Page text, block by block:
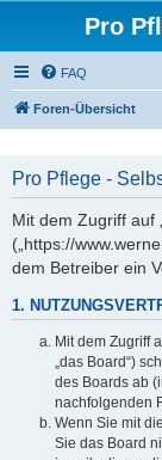
Pro
FAQ
Foren-Übersicht
Pro Pflege -
Mit dem Zugriff auf
(„https://
dem Betreiber ein
1.
Mit dem Zugriff
„das Board“)
des Boards ab
nachfolgenden
Wenn Sie mit
Sie das Board